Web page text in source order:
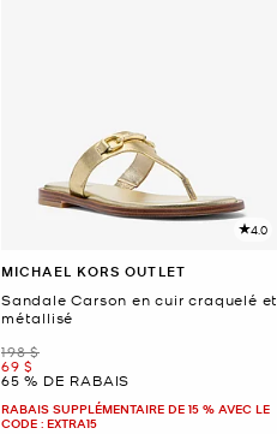
4.0
MICHAEL KORS OUTLET
Sandale Carson en cuir craquelé et
métallisé
était
198 $
maintenant
69 $
65 % DE RABAIS
RABAIS SUPPLÉMENTAIRE DE 15 % AVEC LE
CODE : EXTRA15